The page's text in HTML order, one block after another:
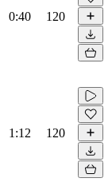
0:40 120
1:12 120